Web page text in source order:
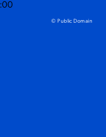
© Public Domain